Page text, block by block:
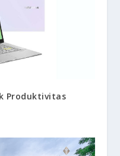
Produktivitas